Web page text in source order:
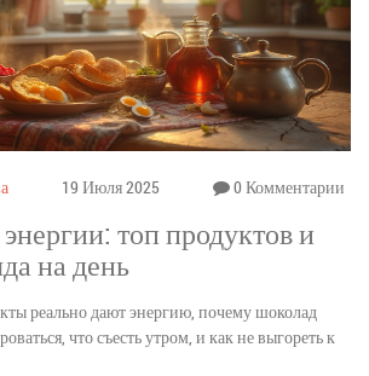
19 Июля 2025 0 Комментарии
топ продуктов и
на день
реально дают энергию, почему шоколад
что съесть утром, и как не выгореть к